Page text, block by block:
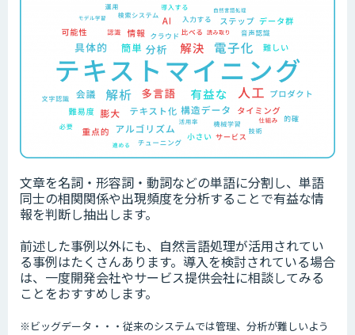
文章を名詞・形容詞・動詞などの単語に分割し、単語
同士の相関関係や出現頻度を分析することで有益な情
報を判断し抽出します。
前述した事例以外にも、自然言語処理が活用されてい
る事例はたくさんあります。導入を検討されている場合
は、一度開発会社やサービス提供会社に相談してみる
ことをおすすめします。
※ ビッグデータ・・・従来のシステムでは管理、分析が難しいよう